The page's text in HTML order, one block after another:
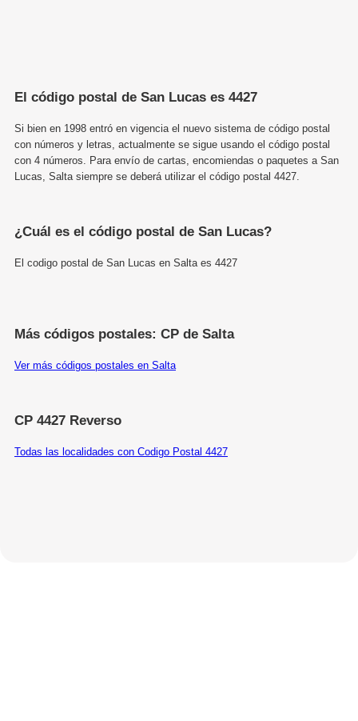
El código postal de San Lucas es 4427
Si bien en 1998 entró en vigencia el nuevo sistema de código postal
con números y letras, actualmente se sigue usando el código postal
con 4 números. Para envío de cartas, encomiendas o paquetes a San
Lucas, Salta siempre se deberá utilizar el código postal 4427.
¿Cuál es el código postal de San Lucas?
El codigo postal de San Lucas en Salta es 4427
Más códigos postales: CP de Salta
Ver más códigos postales en Salta
CP 4427 Reverso
Todas las localidades con Codigo Postal 4427